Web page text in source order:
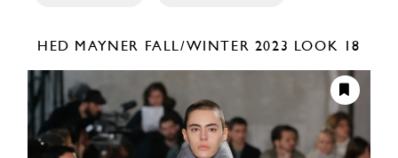
HED MAYNER FALL/WINTER 2023 LOOK 18